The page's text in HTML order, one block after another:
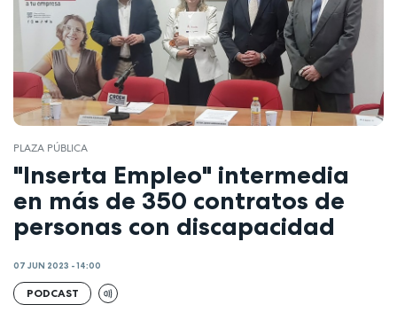
PLAZA PÚBLICA
"Inserta Empleo" intermedia
en más de 350 contratos de
personas con discapacidad
07 JUN 2023 - 14:00
PODCAST